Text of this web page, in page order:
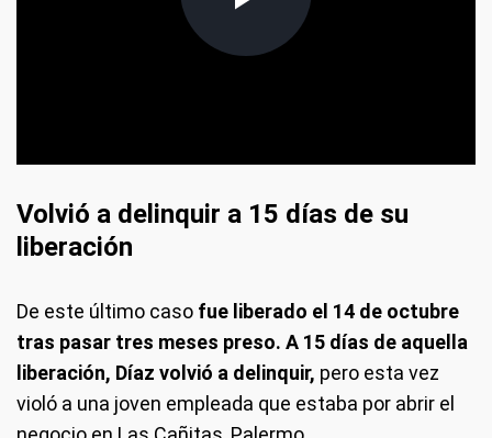
Volvió a delinquir a 15 días de su
liberación
De este último caso fue liberado el 14 de octubre
tras pasar tres meses preso. A 15 días de aquella
liberación, Díaz volvió a delinquir, pero esta vez
violó a una joven empleada que estaba por abrir el